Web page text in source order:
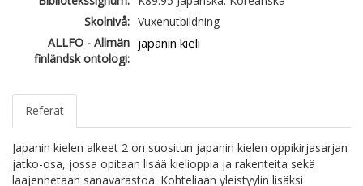
Skolnivå: Vuxenutbildning
ALLFO - Allmän
finländsk ontologi:
japanin kieli
Referat
Japanin kielen alkeet 2 on suositun japanin kielen oppikirjasarjan
jatko-osa, jossa opitaan lisää kielioppia ja rakenteita sekä
laajennetaan sanavarastoa. Kohteliaan yleistyylin lisäksi